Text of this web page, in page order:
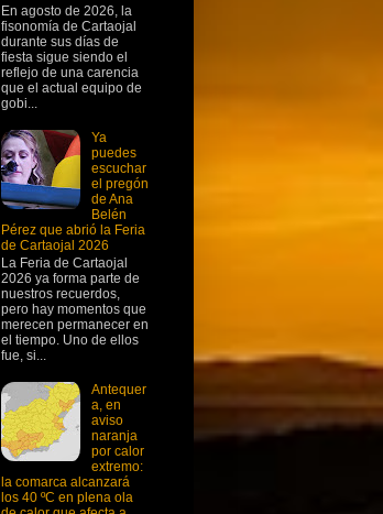
En agosto de 2026, la
fisonomía de Cartaojal
durante sus días de
fiesta sigue siendo el
reflejo de una carencia
que el actual equipo de
gobi...
Ya
puedes
escuchar
el pregón
de Ana
Belén
Pérez que abrió la Feria
de Cartaojal 2026
La Feria de Cartaojal
2026 ya forma parte de
nuestros recuerdos,
pero hay momentos que
merecen permanecer en
el tiempo. Uno de ellos
fue, si...
Antequer
a, en
aviso
naranja
por calor
extremo:
la comarca alcanzará
los 40 ºC en plena ola